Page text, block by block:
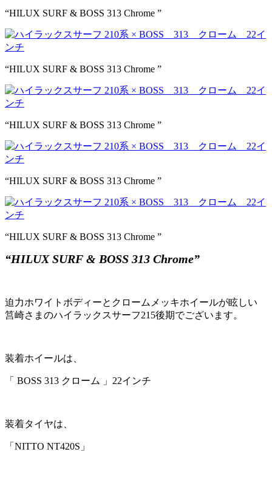
“HILUX SURF & BOSS 313 Chrome ”
“HILUX SURF & BOSS 313 Chrome ”
“HILUX SURF & BOSS 313 Chrome ”
“HILUX SURF & BOSS 313 Chrome ”
“HILUX SURF & BOSS 313 Chrome ”
“HILUX SURF & BOSS 313 Chrome”
迫力ホワイトボディーとクロームメッキホイールが眩しい
筥崎さまのハイラックスサーフ215後期でございます。
装着ホイールは、
「 BOSS 313 クローム 」22インチ
装着タイヤは、
「NITTO NT420S」